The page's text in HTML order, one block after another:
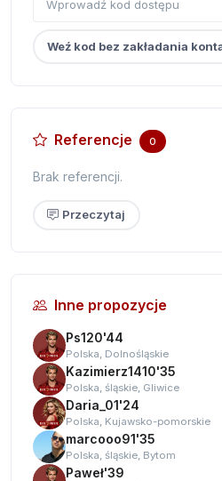
Weź kod bez zakładania
Referencje 0
Brak referencji.
Przeczytaj
Inne propozycje
Ps120'44
Polska, Dolnośląskie
Kazimierz1410'35
Polska, śląskie, Gliwice
Daria_01'24
Polska, Kujawsko-pomorskie
marcooo91'35
Polska, śląskie, Bytom
Paweł'39